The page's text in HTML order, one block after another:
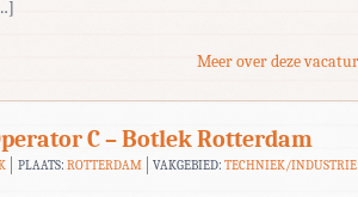
Meer over deze
C – Botlek Rotterdam
PLAATS: ROTTERDAM VAKGEBIED:TECHNIEK/INDUSTRIE